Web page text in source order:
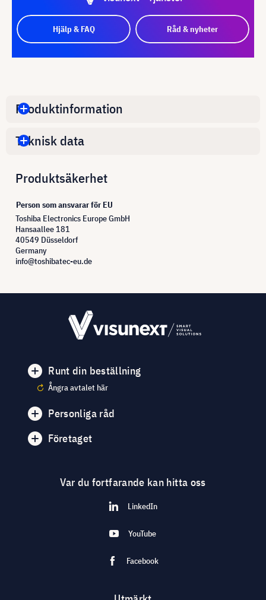
Hjälp & FAQ Råd & nyheter
Produktinformation
Teknisk data
Produktsäkerhet
Person som ansvarar för EU
Toshiba Electronics Europe GmbH
Hansaallee 181
40549 Düsseldorf
Germany
info@toshibatec-eu.de
Runt din beställning
Ångra avtalet här
Personliga råd
Företaget
Var du fortfarande kan hitta oss
LinkedIn
YouTube
Facebook